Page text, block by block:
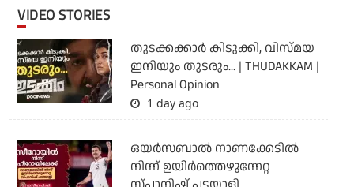
VIDEO STORIES
തുടക്കക്കാര്‍ കിടുക്കി, വിസ്മയ
ഇനിയും തുടരും... | THUDAKKAM |
Personal Opinion
1 day ago
ഒയര്‍സബാൽ നാണക്കേടിൽ
നിന്ന് ഉയിർത്തെഴുന്നേറ്റ